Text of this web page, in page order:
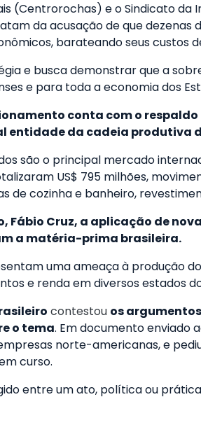
(Centrorochas) e o Sindicato
da acusação de que
barateando seus custos
e busca demonstrar que a
e para toda a economia dos
conta com o
entidade da cadeia produtiva
são o principal mercado
US$ 795 milhões,
de cozinha e banheiro,
Fábio Cruz, a aplicação de
a matéria-prima brasileira.
uma ameaça à produção
e renda em diversos estados
contestou os
o tema. Em documento enviado
norte-americanas, e
curso.
entre um ato, política ou